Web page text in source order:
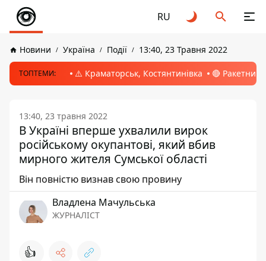
RU
Новини Україна Події 13:40, 23 Травня 2022
ТОПТЕМИ: ⚠️ Краматорськ, Костянтинівка 🔴 Ракетний
13:40, 23 травня 2022
В Україні вперше ухвалили вирок
російському окупантові, який вбив
мирного жителя Сумської області
Він повністю визнав свою провину
Владлена Мачульська
ЖУРНАЛІСТ
👍